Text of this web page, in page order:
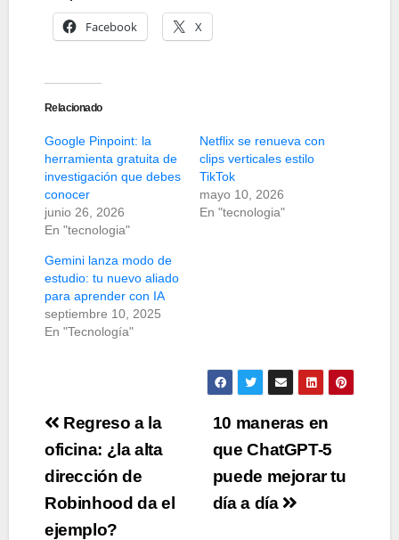
Facebook X
Relacionado
Google Pinpoint: la
herramienta gratuita de
investigación que debes
conocer
junio 26, 2026
En "tecnologia"
Netflix se renueva con
clips verticales estilo
TikTok
mayo 10, 2026
En "tecnologia"
Gemini lanza modo de
estudio: tu nuevo aliado
para aprender con IA
septiembre 10, 2025
En "Tecnología"
Navegación
de
entradas
10 maneras en
que ChatGPT-5
puede mejorar tu
día a día
Regreso a la
oficina: ¿la alta
dirección de
Robinhood da el
ejemplo?